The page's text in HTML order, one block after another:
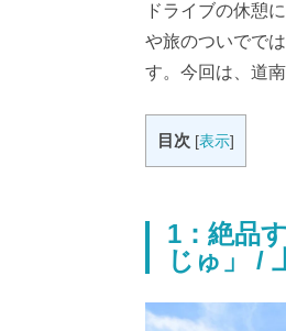
ドライブの休憩
や旅のついでで
す。今回は、道
目次 [表示]
1：絶品
じゅ」 /